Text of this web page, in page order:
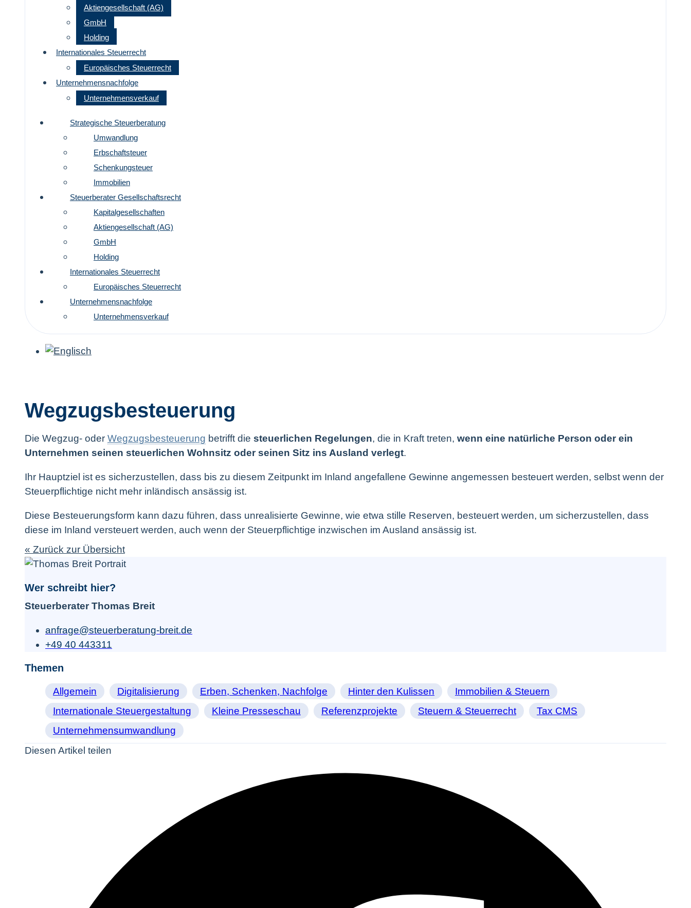
Aktiengesellschaft (AG)
GmbH
Holding
Internationales Steuerrecht
Europäisches Steuerrecht
Unternehmensnachfolge
Unternehmensverkauf
Strategische Steuerberatung
Umwandlung
Erbschaftsteuer
Schenkungsteuer
Immobilien
Steuerberater Gesellschaftsrecht
Kapitalgesellschaften
Aktiengesellschaft (AG)
GmbH
Holding
Internationales Steuerrecht
Europäisches Steuerrecht
Unternehmensnachfolge
Unternehmensverkauf
Wegzugsbesteuerung
Die Wegzug- oder Wegzugsbesteuerung betrifft die steuerlichen Regelungen, die in Kraft treten, wenn eine natürliche Person oder ein
Unternehmen seinen steuerlichen Wohnsitz oder seinen Sitz ins Ausland verlegt.
Ihr Hauptziel ist es sicherzustellen, dass bis zu diesem Zeitpunkt im Inland angefallene Gewinne angemessen besteuert werden, selbst wenn der
Steuerpflichtige nicht mehr inländisch ansässig ist.
Diese Besteuerungsform kann dazu führen, dass unrealisierte Gewinne, wie etwa stille Reserven, besteuert werden, um sicherzustellen, dass
diese im Inland versteuert werden, auch wenn der Steuerpflichtige inzwischen im Ausland ansässig ist.
« Zurück zur Übersicht
Wer schreibt hier?
Steuerberater Thomas Breit
anfrage@steuerberatung-breit.de
+49 40 443311
Themen
Allgemein Digitalisierung Erben, Schenken, Nachfolge Hinter den Kulissen
Immobilien & Steuern
Internationale Steuergestaltung
Kleine Presseschau Referenzprojekte Steuern & Steuerrecht
Tax CMS
Unternehmensumwandlung
Diesen Artikel teilen